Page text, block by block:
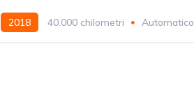
2018 40.000 chilometri Automatico